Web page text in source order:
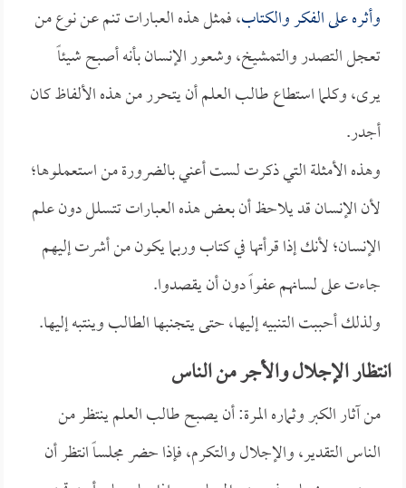
وأثره على الفكر والكتاب، فمثل هذه العبارات تنم عن نوع من
تعجل التصدر والتمشيخ، وشعور الإنسان بأنه أصبح شيئاً
يرى، وكلما استطاع طالب العلم أن يتحرر من هذه الألفاظ كان
أجدر.
وهذه الأمثلة التي ذكرت لست أعني بالضرورة من استعملوها؛
لأن الإنسان قد يلاحظ أن بعض هذه العبارات تتسلل دون علم
الإنسان؛ لأنك إذا قرأتها في كتاب وربما يكون من أشرت إليهم
جاءت على لسانهم عفواً دون أن يقصدوا.
ولذلك أحببت التنبيه إليها، حتى يتجنبها الطالب وينتبه إليها.
انتظار الإجلال والأجر من الناس
من آثار الكبر وثماره المرة: أن يصبح طالب العلم ينتظر من
الناس التقدير، والإجلال والتكرم، فإذا حضر مجلساً انتظر أن